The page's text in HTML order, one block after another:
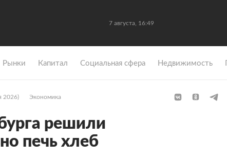
7 августа, 16:49
Рынки Капитал Социальная сфера Недвижимость
2026) Экономика
решили
печь хлеб